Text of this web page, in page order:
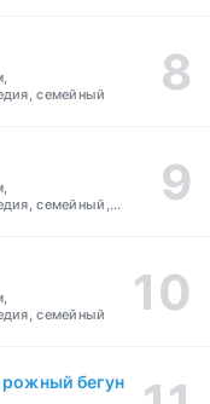
семейный
семейный,
семейный
бегун